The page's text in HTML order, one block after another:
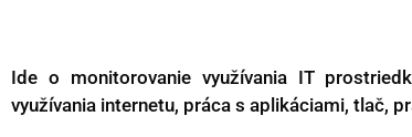
Ide o monitorovanie využívania IT
využívania internetu, práca s aplikáciami, tlač,